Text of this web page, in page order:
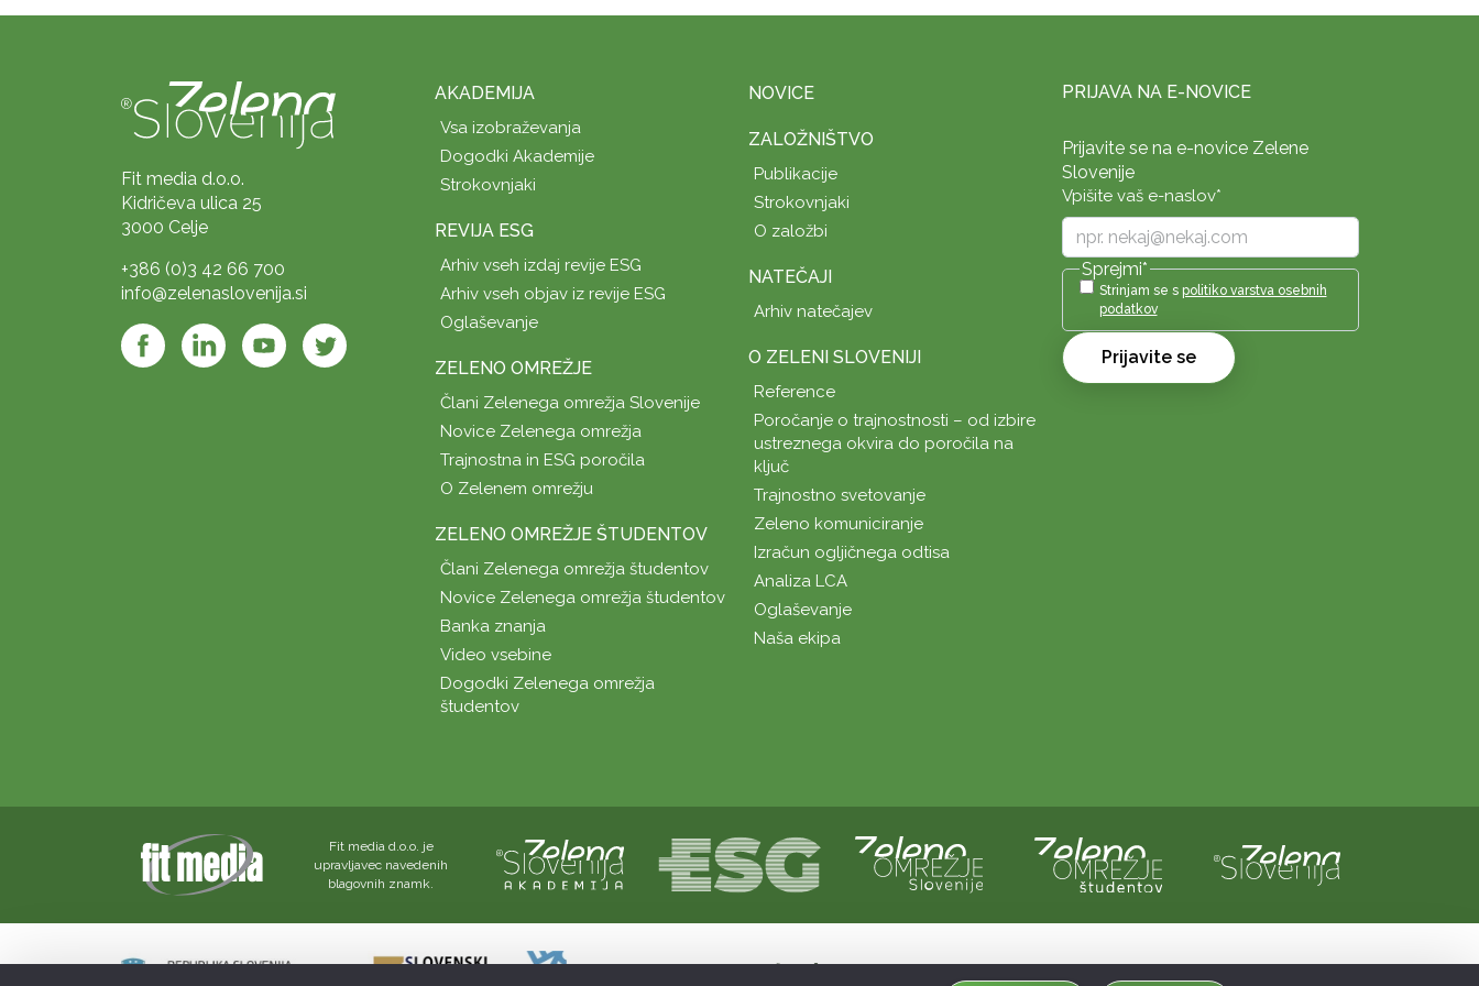
Fit media d.o.o.
Kidričeva ulica 25
3000 Celje
+386 (0)3 42 66 700
info@zelenaslovenija.si
AKADEMIJA
Vsa izobraževanja
Dogodki Akademije
Strokovnjaki
REVIJA ESG
Arhiv vseh izdaj revije ESG
Arhiv vseh objav iz revije ESG
Oglaševanje
ZELENO OMREŽJE
Člani Zelenega omrežja Slovenije
Novice Zelenega omrežja
Trajnostna in ESG poročila
O Zelenem omrežju
ZELENO OMREŽJE ŠTUDENTOV
Člani Zelenega omrežja študentov
Novice Zelenega omrežja študentov
Banka znanja
Video vsebine
Dogodki Zelenega omrežja
študentov
NOVICE
ZALOŽNIŠTVO
Publikacije
Strokovnjaki
O založbi
NATEČAJI
Arhiv natečajev
O ZELENI SLOVENIJI
Reference
Poročanje o trajnostnosti – od izbire
ustreznega okvira do poročila na
ključ
Trajnostno svetovanje
Zeleno komuniciranje
Izračun ogljičnega odtisa
Analiza LCA
Oglaševanje
Naša ekipa
PRIJAVA NA E-NOVICE
Prijavite se na e-novice Zelene
Slovenije
Vpišite vaš e-naslov*
Sprejmi*
Strinjam se s politiko varstva osebnih
podatkov
Prijavite se
Fit media d.o.o. je
upravljavec navedenih
blagovnih znamk.
Naložbo sofinancirata Republika Slovenija in Evropska unija iz evropskega sklada za regionalni razvoj.